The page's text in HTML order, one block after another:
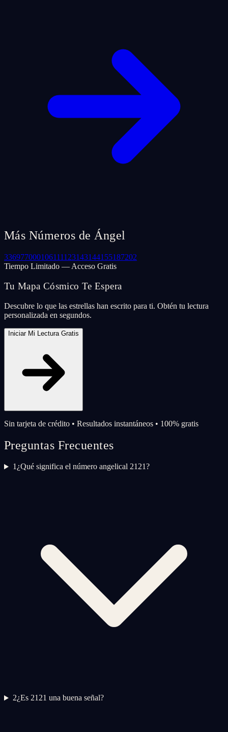
Más Números de Ángel
336977000106111123143144155187202
Tiempo Limitado — Acceso Gratis
Tu Mapa Cósmico Te Espera
Descubre lo que las estrellas han escrito para ti. Obtén tu lectura
personalizada en segundos.
Iniciar Mi Lectura Gratis
Sin tarjeta de crédito • Resultados instantáneos • 100% gratis
Preguntas Frecuentes
1¿Qué significa el número angelical 2121?
2¿Es 2121 una buena señal?